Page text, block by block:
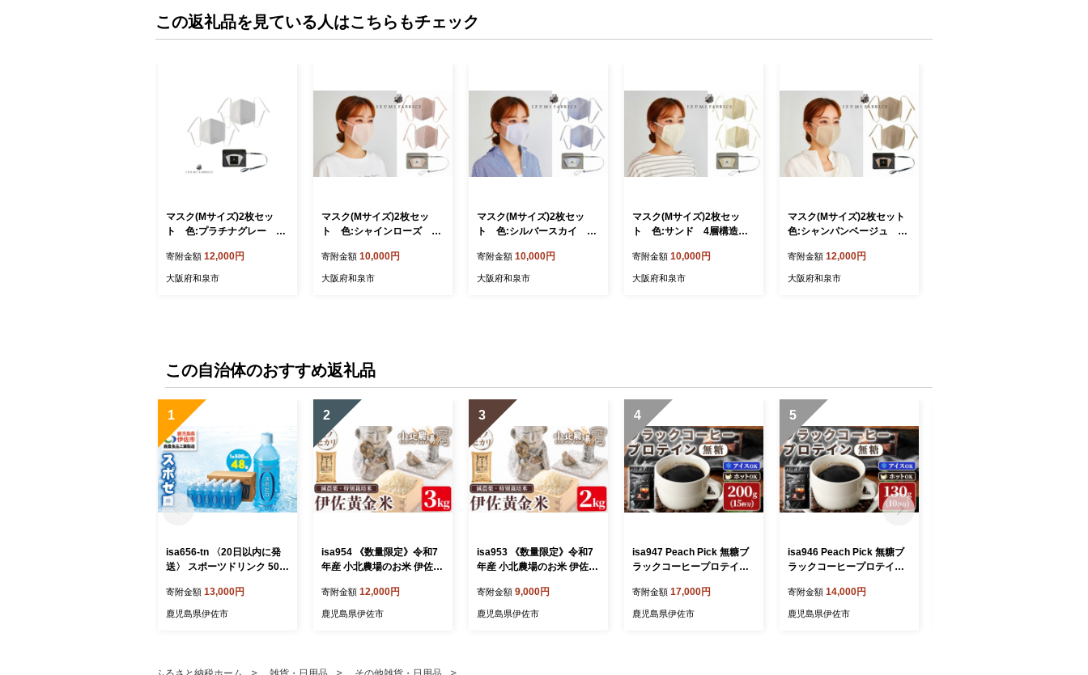
この返礼品を見ている人はこちらもチェック
マスク(Mサイズ)2枚セッ
ト 色:プラチナグレー 4
消臭・抗カビシート入り【1
210678】
寄附金額 12,000円
大阪府和泉市
マスク(Mサイズ)2枚セッ
ト 色:シャインローズ 4
消臭・抗カビシート入り【1
210671】
寄附金額 10,000円
大阪府和泉市
マスク(Mサイズ)2枚セッ
ト 色:シルバースカイ 4
消臭・抗カビシート入り【1
210674】
寄附金額 10,000円
大阪府和泉市
マスク(Mサイズ)2枚セッ
ト 色:サンド 4層構造立
カビシート入り【121066
8】
寄附金額 10,000円
大阪府和泉市
マスク(Mサイズ)2枚セット
色:シャンパンベージュ 4
消臭・抗カビシート入【12
10676】
寄附金額 12,000円
大阪府和泉市
この自治体のおすすめ返礼品
1
isa656-tn 〈20日以内に発
送〉 スポーツドリンク 500
トル カロリーゼロ 天然アル
カリ 温泉水 でつくった ス
ル成分(ナトリウム) がたっ
寄附金額 13,000円
鹿児島県伊佐市
2
isa954 《数量限定》令和7
年産 小北農場のお米 伊佐黄
児島 伊佐 お米 特別栽培米
伊佐米 白米 ヒノヒカリ ひ
寄附金額 12,000円
鹿児島県伊佐市
3
isa953 《数量限定》令和7
年産 小北農場のお米 伊佐黄
児島 伊佐 お米 特別栽培米
伊佐米 白米 ヒノヒカリ ひ
寄附金額 9,000円
鹿児島県伊佐市
4
isa947 Peach Pick 無糖ブ
ラックコーヒープロテイン
ブラック 無糖 ダイエット
置き換え 間食 低糖質 低脂
寄附金額 17,000円
鹿児島県伊佐市
5
isa946 Peach Pick 無糖ブ
ラックコーヒープロテイン
ブラック 無糖 ダイエット
置き換え 間食 低糖質 低脂
寄附金額 14,000円
鹿児島県伊佐市